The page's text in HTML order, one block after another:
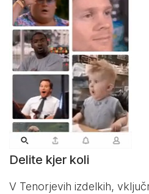
Delite kjer koli
V Tenorjevih izdelkih,